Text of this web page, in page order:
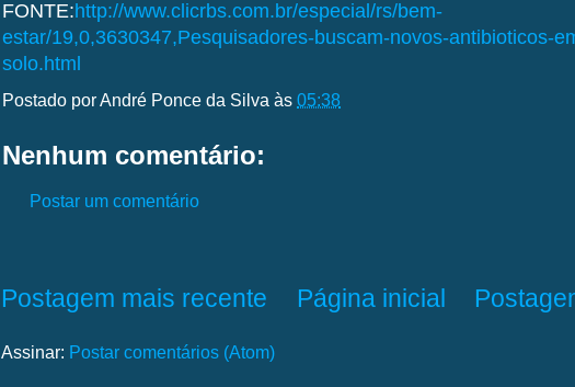
FONTE:http://www.clicrbs.com.br/especial/rs/bem-
estar/19,0,3630347,Pesquisadores-buscam-novos-antibioticos-
solo.html
Postado por André Ponce da Silva às 05:38
Nenhum comentário:
Postar um comentário
Postagem mais recente Página inicial
Assinar: Postar comentários (Atom)